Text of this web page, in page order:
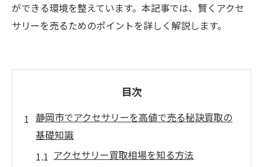
ができる環境を整えています。本記事では、賢くアクセ
サリーを売るためのポイントを詳しく解説します。
目次
静岡市でアクセサリーを高値で売る秘訣買取の
基礎知識
アクセサリー買取相場を知る方法